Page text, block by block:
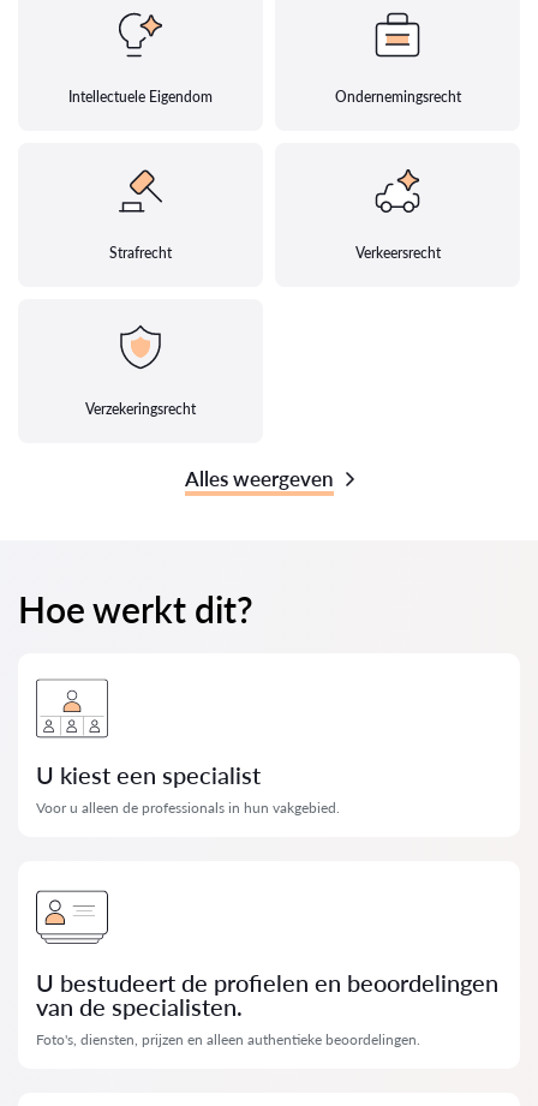
Intellectuele Eigendom Ondernemingsrecht
Strafrecht Verkeersrecht
Verzekeringsrecht
Alles weergeven
Hoe werkt dit?
U kiest een specialist
Voor u alleen de professionals in hun vakgebied.
U bestudeert de profielen en beoordelingen
van de specialisten.
Foto's, diensten, prijzen en alleen authentieke beoordelingen.